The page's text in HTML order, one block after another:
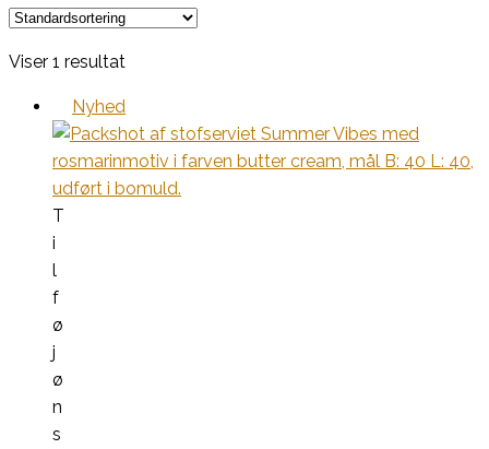
Viser 1 resultat
Nyhed
T
i
l
f
ø
j
ø
n
s